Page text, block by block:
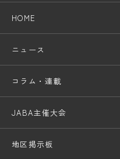
HOME
ニュース
コラム・連載
JABA主催大会
地区掲示板